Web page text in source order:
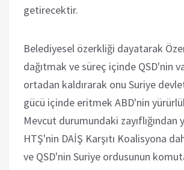
getirecektir.
Belediyesel özerkliği dayatarak
dağıtmak ve süreç içinde QSD'nin
ortadan kaldırarak onu Suriye
gücü içinde eritmek ABD'nin
Mevcut durumundaki zayıflığından
HTŞ'nin DAİŞ Karşıtı Koalisyona
ve QSD'nin Suriye ordusunun